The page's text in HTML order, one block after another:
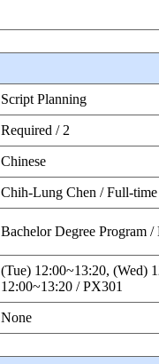
Script Planning
Required / 2
Chinese
Chih-Lung Chen / Full-time
Bachelor Degree Program
(Tue) 12:00~13:20, (Wed)
12:00~13:20 / PX301
None